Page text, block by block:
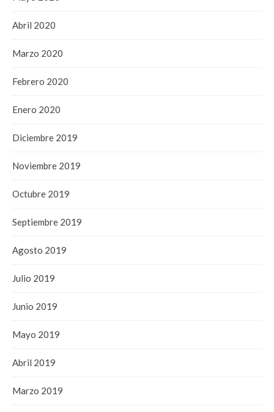
Abril 2020
Marzo 2020
Febrero 2020
Enero 2020
Diciembre 2019
Noviembre 2019
Octubre 2019
Septiembre 2019
Agosto 2019
Julio 2019
Junio 2019
Mayo 2019
Abril 2019
Marzo 2019